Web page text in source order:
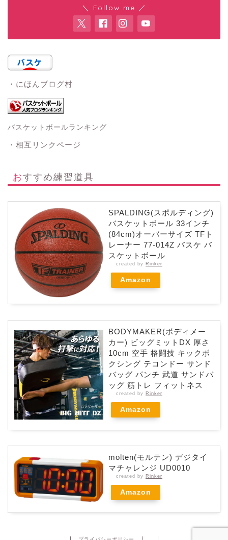
＼ Follow me ／
・にほんブログ村
バスケットボールランキング
・相互リンクページ
おすすめ練習道具
SPALDING(スポルディング)
バスケットボール 33インチ
(84cm)オーバーサイズ TFト
レーナー 77-014Z バスケ バ
スケットボール
created by Rinker
Amazon
BODYMAKER(ボディメー
カー) ビッグミットDX 厚さ
10cm 空手 格闘技 キックボ
クシング テコンドー サンド
バッグ パンチ 武道 サンドバ
ッグ 筋トレ フィットネス
created by Rinker
Amazon
molten(モルテン) デジタイ
マチャレンジ UD0010
created by Rinker
Amazon